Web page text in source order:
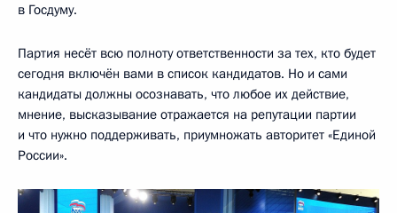
в Госдуму.
Партия несёт всю полноту ответственности за тех, кто будет
сегодня включён вами в список кандидатов. Но и сами
кандидаты должны осознавать, что любое их действие,
мнение, высказывание отражается на репутации партии
и что нужно поддерживать, приумножать авторитет «Единой
России».